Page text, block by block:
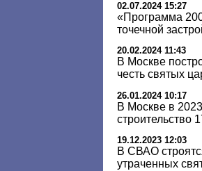
02.07.2024 15:27
«Программа
точечной
20.02.2024 11:43
В Москве
честь святых
26.01.2024 10:17
В Москве в
строительство
19.12.2023 12:03
В СВАО
утраченных